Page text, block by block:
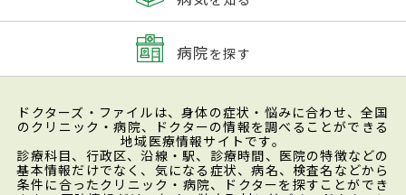
病院を探す
ドクターズ・ファイルは、身体の症状・悩みに合わせ、全国
のクリニック・病院、ドクターの情報を調べることができる
地域医療情報サイトです。
診療科目、行政区、沿線・駅、診療時間、医院の特徴などの
基本情報だけでなく、気になる症状、病名、検査名などから
条件に合ったクリニック・病院、ドクターを探すことができ